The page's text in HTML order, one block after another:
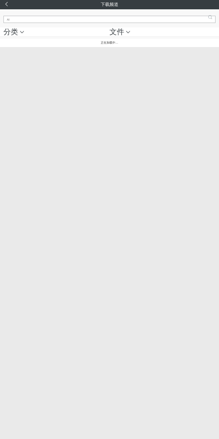
下载频道
分类 文件
正在加载中...